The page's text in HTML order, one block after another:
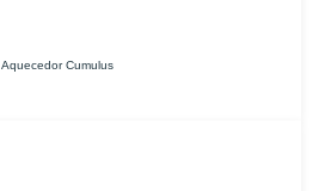
Aquecedor Cumulus